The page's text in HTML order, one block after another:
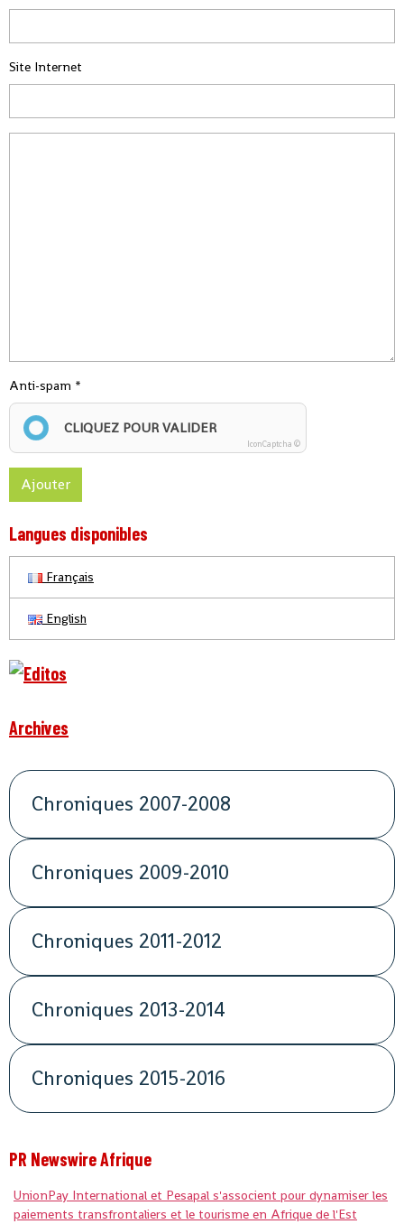
Site Internet
Anti-spam
CLIQUEZ POUR VALIDER
IconCaptcha ©
Ajouter
Langues disponibles
Français
English
Archives
Chroniques 2007-2008
Chroniques 2009-2010
Chroniques 2011-2012
Chroniques 2013-2014
Chroniques 2015-2016
PR Newswire Afrique
UnionPay International et Pesapal s'associent pour dynamiser les
paiements transfrontaliers et le tourisme en Afrique de l'Est